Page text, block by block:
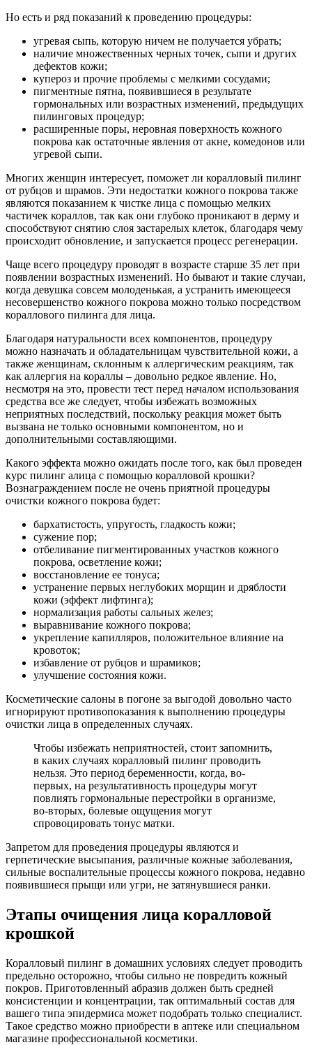
Но есть и ряд показаний к проведению процедуры:
угревая сыпь, которую ничем не получается убрать;
наличие множественных черных точек, сыпи и других
дефектов кожи;
купероз и прочие проблемы с мелкими сосудами;
пигментные пятна, появившиеся в результате
гормональных или возрастных изменений, предыдущих
пилинговых процедур;
расширенные поры, неровная поверхность кожного
покрова как остаточные явления от акне, комедонов или
угревой сыпи.
Многих женщин интересует, поможет ли коралловый пилинг
от рубцов и шрамов. Эти недостатки кожного покрова также
являются показанием к чистке лица с помощью мелких
частичек кораллов, так как они глубоко проникают в дерму и
способствуют снятию слоя застарелых клеток, благодаря чему
происходит обновление, и запускается процесс регенерации.
Чаще всего процедуру проводят в возрасте старше 35 лет при
появлении возрастных изменений. Но бывают и такие случаи,
когда девушка совсем молоденькая, а устранить имеющееся
несовершенство кожного покрова можно только посредством
кораллового пилинга для лица.
Благодаря натуральности всех компонентов, процедуру
можно назначать и обладательницам чувствительной кожи, а
также женщинам, склонным к аллергическим реакциям, так
как аллергия на кораллы – довольно редкое явление. Но,
несмотря на это, провести тест перед началом использования
средства все же следует, чтобы избежать возможных
неприятных последствий, поскольку реакция может быть
вызвана не только основными компонентом, но и
дополнительными составляющими.
Какого эффекта можно ожидать после того, как был проведен
курс пилинг алица с помощью коралловой крошки?
Вознаграждением после не очень приятной процедуры
очистки кожного покрова будет:
бархатистость, упругость, гладкость кожи;
сужение пор;
отбеливание пигментированных участков кожного
покрова, осветление кожи;
восстановление ее тонуса;
устранение первых неглубоких морщин и дряблости
кожи (эффект лифтинга);
нормализация работы сальных желез;
выравнивание кожного покрова;
укрепление капилляров, положительное влияние на
кровоток;
избавление от рубцов и шрамиков;
улучшение состояния кожи.
Косметические салоны в погоне за выгодой довольно часто
игнорируют противопоказания к выполнению процедуры
очистки лица в определенных случаях.
Чтобы избежать неприятностей, стоит запомнить,
в каких случаях коралловый пилинг проводить
нельзя. Это период беременности, когда, во-
первых, на результативность процедуры могут
повлиять гормональные перестройки в организме,
во-вторых, болевые ощущения могут
спровоцировать тонус матки.
Запретом для проведения процедуры являются и
герпетические высыпания, различные кожные заболевания,
сильные воспалительные процессы кожного покрова, недавно
появившиеся прыщи или угри, не затянувшиеся ранки.
Этапы очищения лица коралловой
крошкой
Коралловый пилинг в домашних условиях следует проводить
предельно осторожно, чтобы сильно не повредить кожный
покров. Приготовленный абразив должен быть средней
консистенции и концентрации, так оптимальный состав для
вашего типа эпидермиса может подобрать только специалист.
Такое средство можно приобрести в аптеке или специальном
магазине профессиональной косметики.